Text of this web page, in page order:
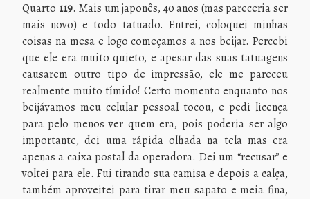
Quarto 119. Mais um japonês, 40 anos (mas pareceria ser
mais novo) e todo tatuado. Entrei, coloquei minhas
coisas na mesa e logo começamos a nos beijar. Percebi
que ele era muito quieto, e apesar das suas tatuagens
causarem outro tipo de impressão, ele me pareceu
realmente muito tímido! Certo momento enquanto nos
beijávamos meu celular pessoal tocou, e pedi licença
para pelo menos ver quem era, pois poderia ser algo
importante, dei uma rápida olhada na tela mas era
apenas a caixa postal da operadora. Dei um “recusar” e
voltei para ele. Fui tirando sua camisa e depois a calça,
também aproveitei para tirar meu sapato e meia fina,